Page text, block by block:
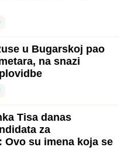
u Bugarskoj pao
na snazi
Tisa danas
za
Ovo su imena koja se